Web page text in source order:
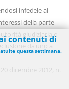
infedele ai
della parte
giudiziaria o
da uno a
dicembre 2012, n.
contenuti di
questa settimana.